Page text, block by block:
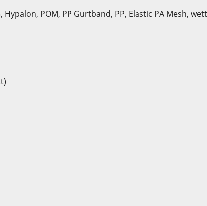
Hypalon, POM, PP Gurtband, PP, Elastic PA Mesh,